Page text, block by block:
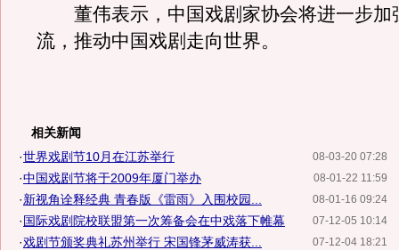
董伟表示，中国戏剧家协会将进一步加
流，推动中国戏剧走向世界。
相关新闻
08-03-20 07:28
·世界戏剧节10月在江苏举行
08-01-22 11:59
·中国戏剧节将于2009年厦门举办
08-01-16 09:24
·新视角诠释经典 青春版《雷雨》入围校园...
07-12-05 10:14
·国际戏剧院校联盟第一次筹备会在中戏落下帷幕
07-12-04 18:21
·戏剧节颁奖典礼苏州举行 宋国锋茅威涛获...